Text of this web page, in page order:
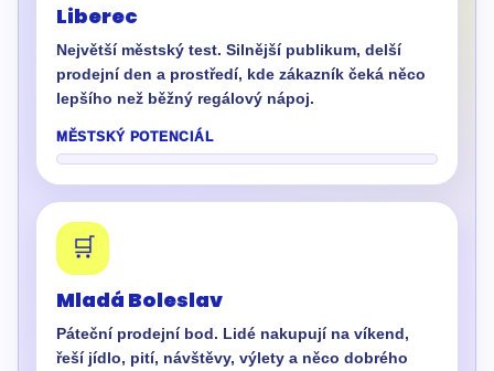
Liberec
Největší městský test. Silnější publikum, delší
prodejní den a prostředí, kde zákazník čeká něco
lepšího než běžný regálový nápoj.
MĚSTSKÝ POTENCIÁL
🛒
Mladá Boleslav
Páteční prodejní bod. Lidé nakupují na víkend,
řeší jídlo, pití, návštěvy, výlety a něco dobrého